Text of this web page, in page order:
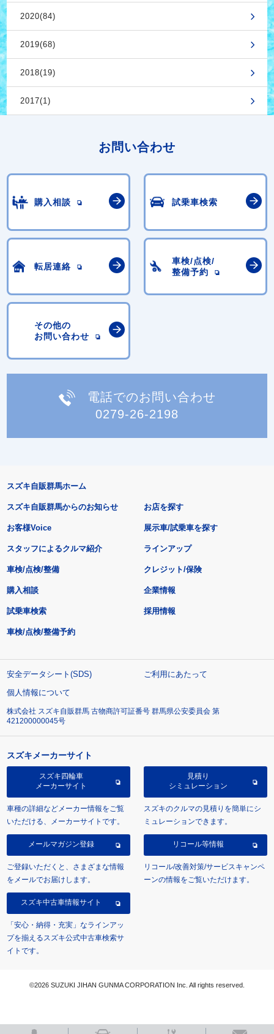
2020(84)
2019(68)
2018(19)
2017(1)
お問い合わせ
購入相談 試乗車検索
転居連絡
車検/点検/
整備予約
その他の
お問い合わせ
電話でのお問い合わせ
0279-26-2198
スズキ自販群馬ホーム
スズキ自販群馬からのお知らせ
お客様Voice
スタッフによるクルマ紹介
お店を探す
展示車/試乗車を探す
ラインアップ
車検/点検/整備 クレジット/保険
購入相談
試乗車検索
車検/点検/整備予約
企業情報
採用情報
安全データシート(SDS)
ご利用にあたって
個人情報について
株式会社 スズキ自販群馬 古物商許可証番号 群馬県公安委員会 第
421200000045号
スズキメーカーサイト
スズキ四輪車
メーカーサイト
車種の詳細などメーカー情報をご覧
いただける、メーカーサイトです。
見積り
シミュレーション
スズキのクルマの見積りを簡単にシ
ミュレーションできます。
メールマガジン登録
ご登録いただくと、さまざまな情報
をメールでお届けします。
リコール等情報
リコール/改善対策/サービスキャンペ
ーンの情報をご覧いただけます。
スズキ中古車情報サイト
「安心・納得・充実」なラインアッ
プを揃えるスズキ公式中古車検索サ
イトです。
©2026 SUZUKI JIHAN GUNMA CORPORATION Inc. All rights reserved.